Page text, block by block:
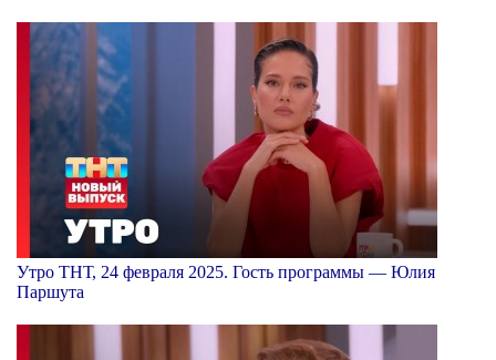
Утро ТНТ, 24 февраля 2025. Гость программы — Юлия
Паршута